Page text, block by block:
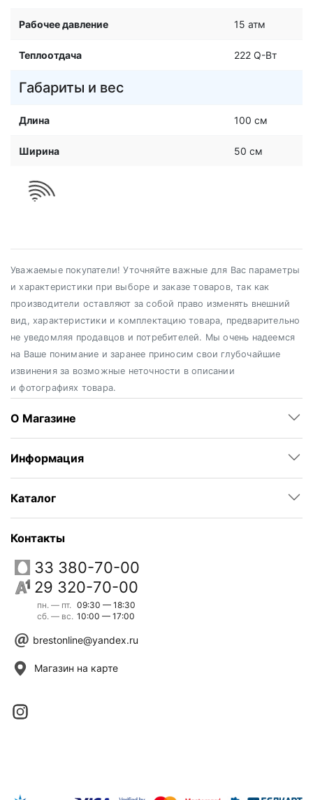
Рабочее давление 15 атм
Теплоотдача 222 Q-Вт
Габариты и вес
Длина 100 см
Ширина 50 см
Уважаемые покупатели! Уточняйте важные для Вас параметры
и характеристики при выборе и заказе товаров, так как
производители оставляют за собой право изменять внешний
вид, характеристики и комплектацию товара, предварительно
не уведомляя продавцов и потребителей. Мы очень надеемся
на Ваше понимание и заранее приносим свои глубочайшие
извинения за возможные неточности в описании
и фотографиях товара.
О Магазине
Информация
Каталог
Контакты
33 380-70-00
29 320-70-00
пн. — пт.
сб. — вс.
09:30 — 18:30
10:00 — 17:00
brestonline@yandex.ru
Магазин на карте